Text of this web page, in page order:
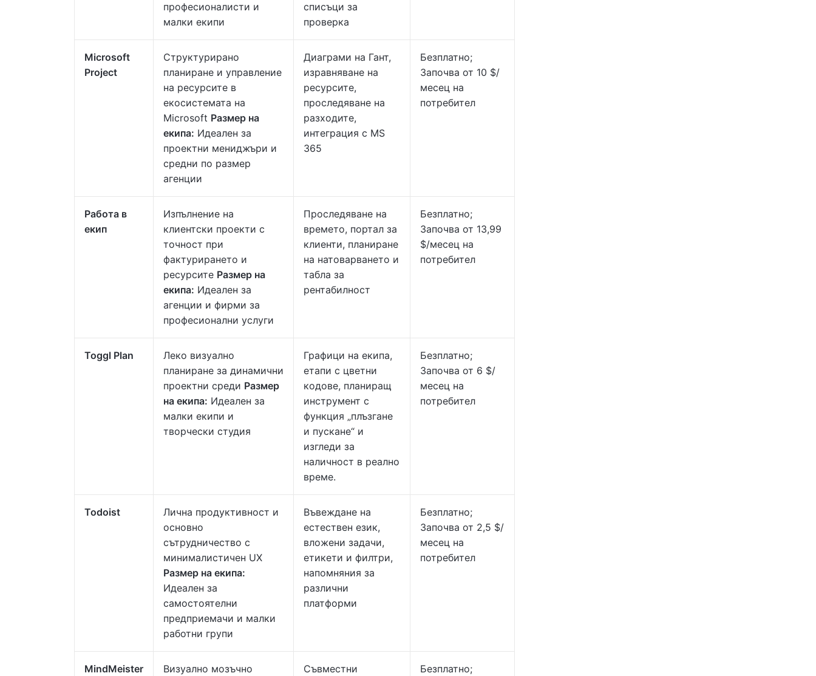
професионалисти и
малки екипи
списъци за
проверка
Microsoft
Project
Структурирано
планиране и управление
на ресурсите в
екосистемата на
Microsoft Размер на
екипа: Идеален за
проектни мениджъри и
средни по размер
агенции
Диаграми на Гант,
изравняване на
ресурсите,
проследяване на
разходите,
интеграция с MS
365
Безплатно;
Започва от 10 $/
месец на
потребител
Работа в
екип
Изпълнение на
клиентски проекти с
точност при
фактурирането и
ресурсите Размер на
екипа: Идеален за
агенции и фирми за
професионални услуги
Проследяване на
времето, портал за
клиенти, планиране
на натоварването и
табла за
рентабилност
Безплатно;
Започва от 13,99
$/месец на
потребител
Toggl Plan
Леко визуално
планиране за динамични
проектни среди Размер
на екипа: Идеален за
малки екипи и
творчески студия
Графици на екипа,
етапи с цветни
кодове, планиращ
инструмент с
функция „плъзгане
и пускане“ и
изгледи за
наличност в реално
време.
Безплатно;
Започва от 6 $/
месец на
потребител
Todoist
Лична продуктивност и
основно
сътрудничество с
минималистичен UX
Размер на екипа:
Идеален за
самостоятелни
предприемачи и малки
работни групи
Въвеждане на
естествен език,
вложени задачи,
етикети и филтри,
напомняния за
различни
платформи
Безплатно;
Започва от 2,5 $/
месец на
потребител
MindMeister Визуално мозъчно Съвместни Безплатно;